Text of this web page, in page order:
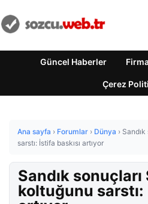
Güncel Haberler
Çerez
Ana sayfa › Forumlar › Dünya ›
sarstı: İstifa baskısı artıyor
Sandık sonuçları
koltuğunu sarstı: